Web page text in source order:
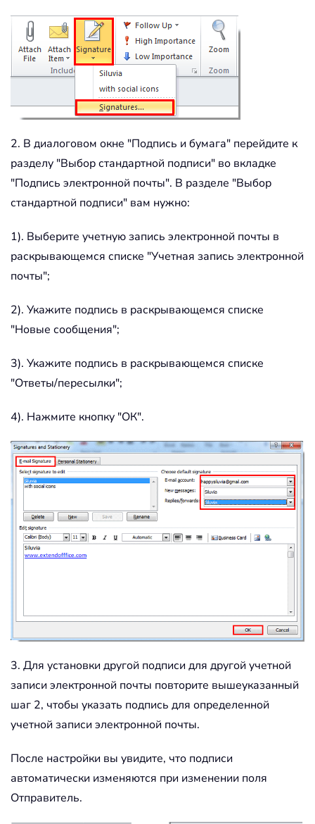
2. В диалоговом окне "Подпись и бумага" перейдите к
разделу "Выбор стандартной подписи" во вкладке
"Подпись электронной почты". В разделе "Выбор
стандартной подписи" вам нужно:
1). Выберите учетную запись электронной почты в
раскрывающемся списке "Учетная запись электронной
почты";
2). Укажите подпись в раскрывающемся списке
"Новые сообщения";
3). Укажите подпись в раскрывающемся списке
"Ответы/пересылки";
4). Нажмите кнопку "ОК".
3. Для установки другой подписи для другой учетной
записи электронной почты повторите вышеуказанный
шаг 2, чтобы указать подпись для определенной
учетной записи электронной почты.
После настройки вы увидите, что подписи
автоматически изменяются при изменении поля
Отправитель.